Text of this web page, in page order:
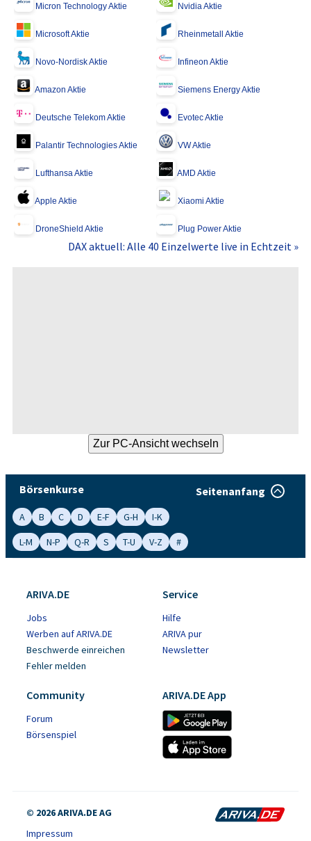
Micron Technology Aktie Nvidia Aktie
Microsoft Aktie Rheinmetall Aktie
Novo-Nordisk Aktie Infineon Aktie
Amazon Aktie Siemens Energy Aktie
Deutsche Telekom Aktie Evotec Aktie
Palantir Technologies Aktie VW Aktie
Lufthansa Aktie AMD Aktie
Apple Aktie Xiaomi Aktie
DroneShield Aktie Plug Power Aktie
DAX aktuell: Alle 40 Einzelwerte live in Echtzeit »
Börsenkurse Seitenanfang
A B C D E-F G-H
I-K
L-M
N-P Q-R S T-U V-Z #
ARIVA.DE
Jobs
Werben auf ARIVA.DE
Beschwerde einreichen
Fehler melden
Service
Hilfe
ARIVA pur
Newsletter
Community
Forum
Börsenspiel
ARIVA.DE App
© 2026 ARIVA.DE AG
Impressum